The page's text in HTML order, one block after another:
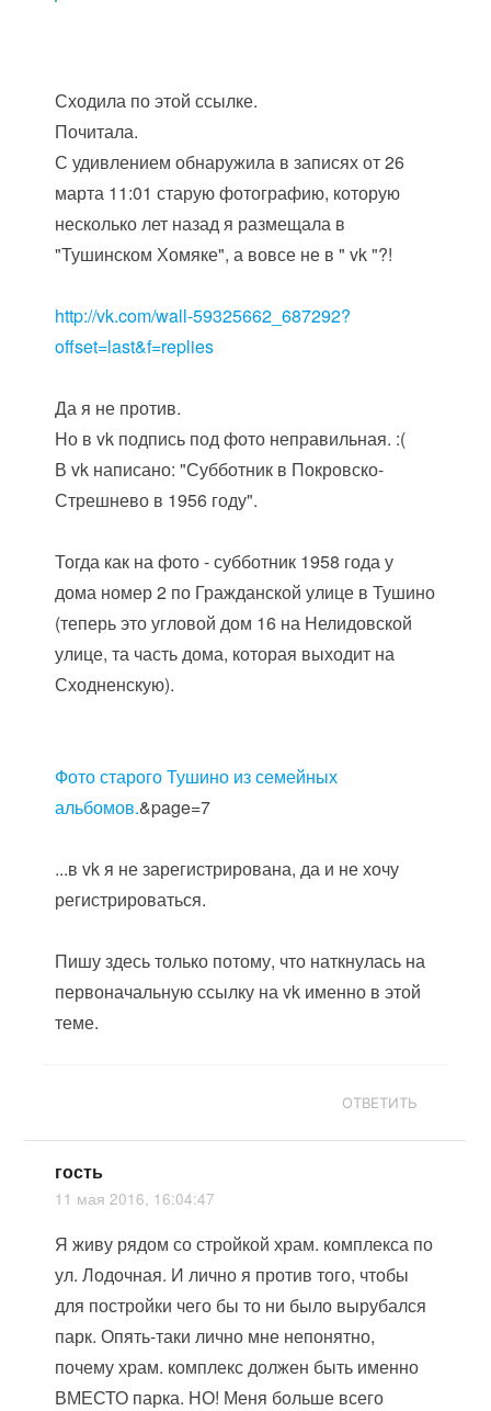
Сходила по этой ссылке.
Почитала.
С удивлением обнаружила в записях от 26
марта 11:01 старую фотографию, которую
несколько лет назад я размещала в
"Тушинском Хомяке", а вовсе не в " vk "?!
http://vk.com/wall-59325662_687292?
offset=last&f=replies
Да я не против.
Но в vk подпись под фото неправильная. :(
В vk написано: "Субботник в Покровско-
Стрешнево в 1956 году".
Тогда как на фото - субботник 1958 года у
дома номер 2 по Гражданской улице в Тушино
(теперь это угловой дом 16 на Нелидовской
улице, та часть дома, которая выходит на
Сходненскую).
Фото старого Тушино из семейных
альбомов.&page=7
...в vk я не зарегистрирована, да и не хочу
регистрироваться.
Пишу здесь только потому, что наткнулась на
первоначальную ссылку на vk именно в этой
теме.
ОТВЕТИТЬ
гость
11 мая 2016, 16:04:47
Я живу рядом со стройкой храм. комплекса по
ул. Лодочная. И лично я против того, чтобы
для постройки чего бы то ни было вырубался
парк. Опять-таки лично мне непонятно,
почему храм. комплекс должен быть именно
ВМЕСТО парка. НО! Меня больше всего